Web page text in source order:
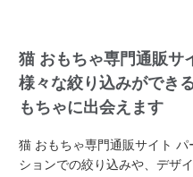
猫 おもちゃ専門通販サ
様々な絞り込みができ
もちゃに出会えます
猫 おもちゃ専門通販サイト
ションでの絞り込みや、デザ